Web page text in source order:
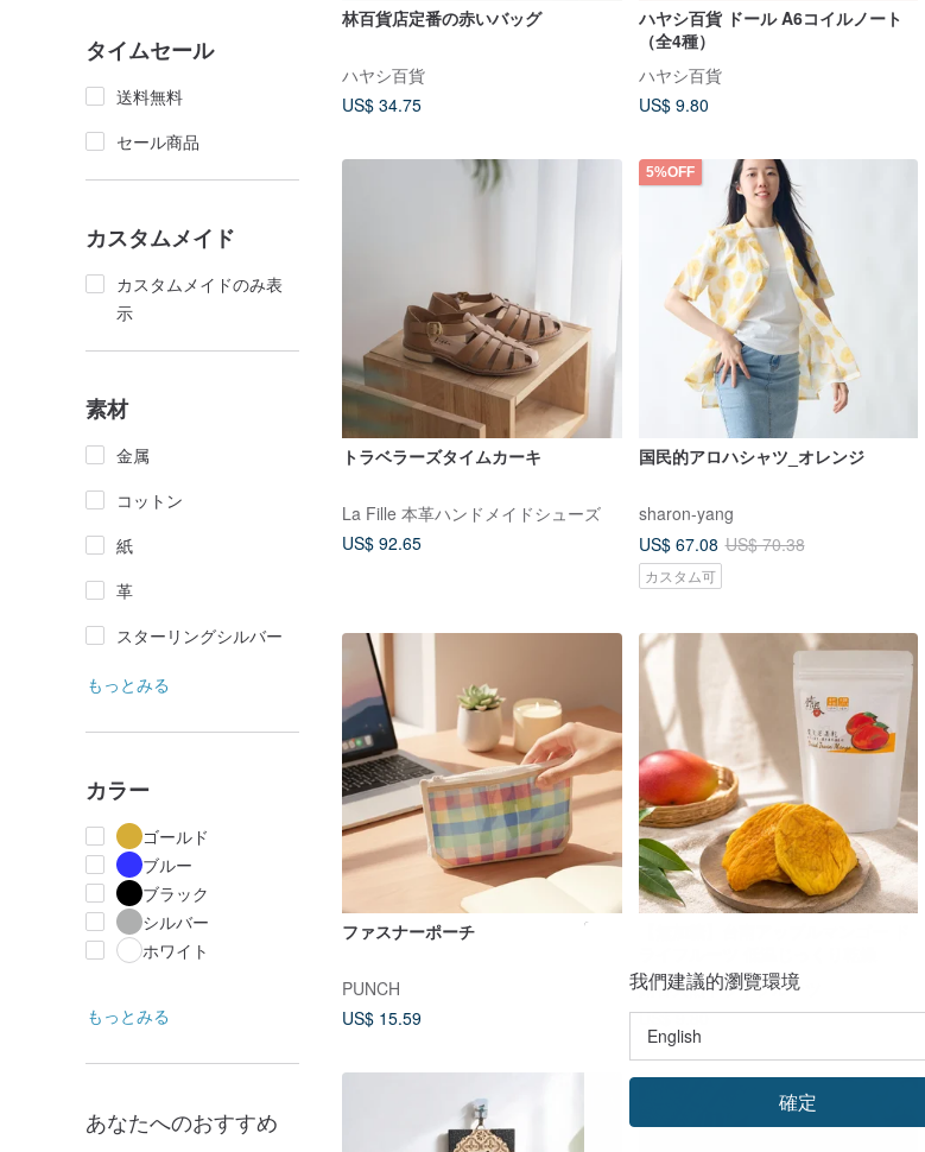
タイムセール
送料無料
セール商品
カスタムメイド
カスタムメイドのみ表
示
素材
金属
コットン
紙
革
スターリングシルバー
もっとみる
カラー
ゴールド
ブルー
ブラック
シルバー
ホワイト
もっとみる
あなたへのおすすめ
林百貨店定番の赤いバッグ
ハヤシ百貨
US$ 34.75
ハヤシ百貨 ドール A6コイルノート
（全4種）
ハヤシ百貨
US$ 9.80
トラベラーズタイムカーキ
La Fille 本革ハンドメイドシューズ
US$ 92.65
5%OFF
国民的アロハシャツ_オレンジ
sharon-yang
US$ 67.08 US$ 70.38
カスタム可
ファスナーポーチ
PUNCH
US$ 15.59
銪春天然ドライフルーツ
US$ 9.80
我們建議的瀏覽環境
確定